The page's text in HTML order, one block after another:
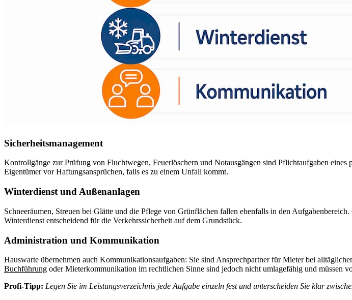
Sicherheitsmanagement
Kontrollgänge zur Prüfung von Fluchtwegen, Feuerlöschern und Notausgängen sind Pflichtaufgaben
Eigentümer vor Haftungsansprüchen, falls es zu einem Unfall kommt.
Winterdienst und Außenanlagen
Schneeräumen, Streuen bei Glätte und die Pflege von Grünflächen fallen ebenfalls in den
Winterdienst entscheidend für die Verkehrssicherheit auf dem Grundstück.
Administration und Kommunikation
Hauswarte übernehmen auch Kommunikationsaufgaben: Sie sind Ansprechpartner für Mieter bei
Buchführung oder Mieterkommunikation im rechtlichen Sinne sind jedoch nicht umlagefähig und müssen
Profi-Tipp: Legen Sie im Leistungsverzeichnis jede Aufgabe einzeln fest und unterscheiden Sie klar